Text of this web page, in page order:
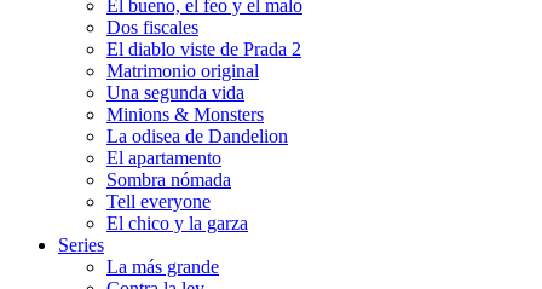
El bueno, el feo y el malo
Dos fiscales
El diablo viste de Prada 2
Matrimonio original
Una segunda vida
Minions & Monsters
La odisea de Dandelion
El apartamento
Sombra nómada
Tell everyone
El chico y la garza
Series
La más grande